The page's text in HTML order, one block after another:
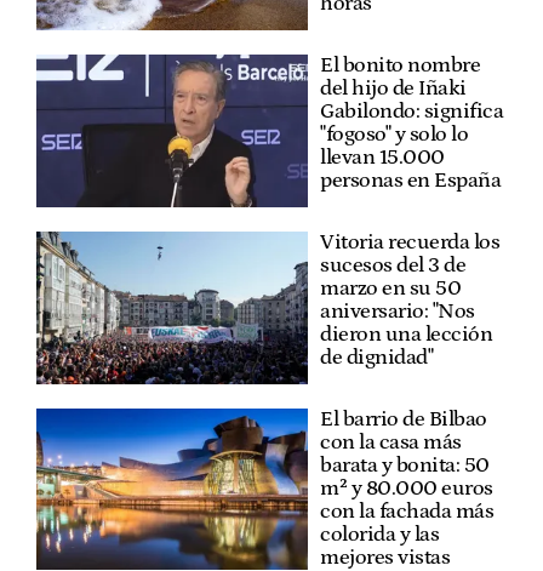
El bonito nombre
del hijo de Iñaki
Gabilondo: significa
"fogoso" y solo lo
llevan 15.000
personas en España
Vitoria recuerda los
sucesos del 3 de
marzo en su 50
aniversario: "Nos
dieron una lección
de dignidad"
El barrio de Bilbao
con la casa más
barata y bonita: 50
m² y 80.000 euros
con la fachada más
colorida y las
mejores vistas